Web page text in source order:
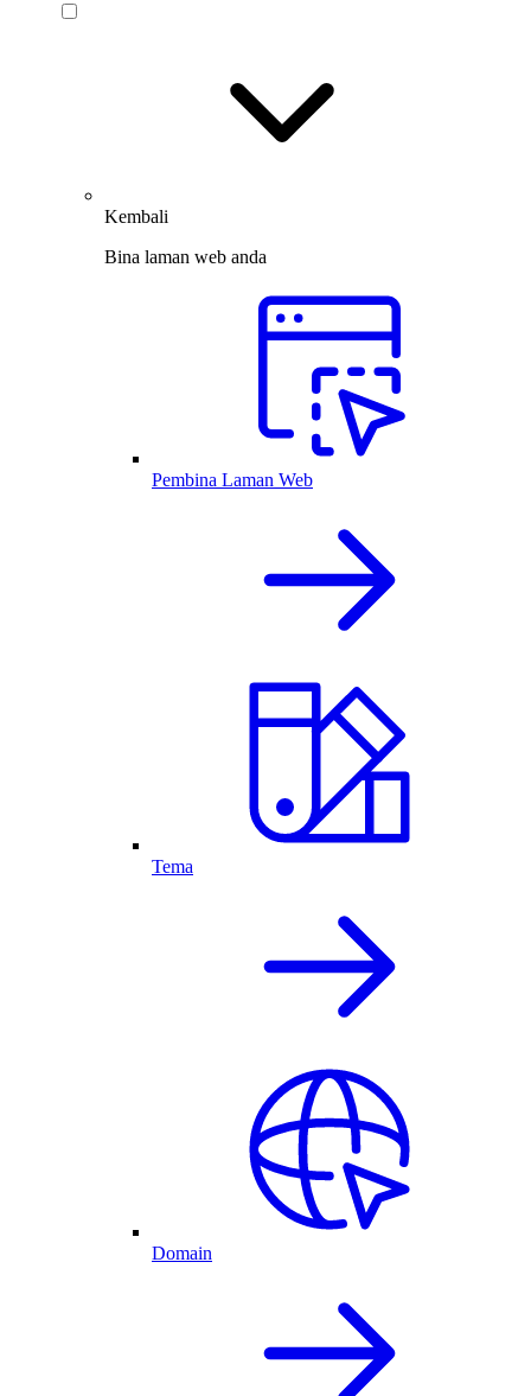
Kembali
Bina laman web anda
Pembina Laman Web
Tema
Domain